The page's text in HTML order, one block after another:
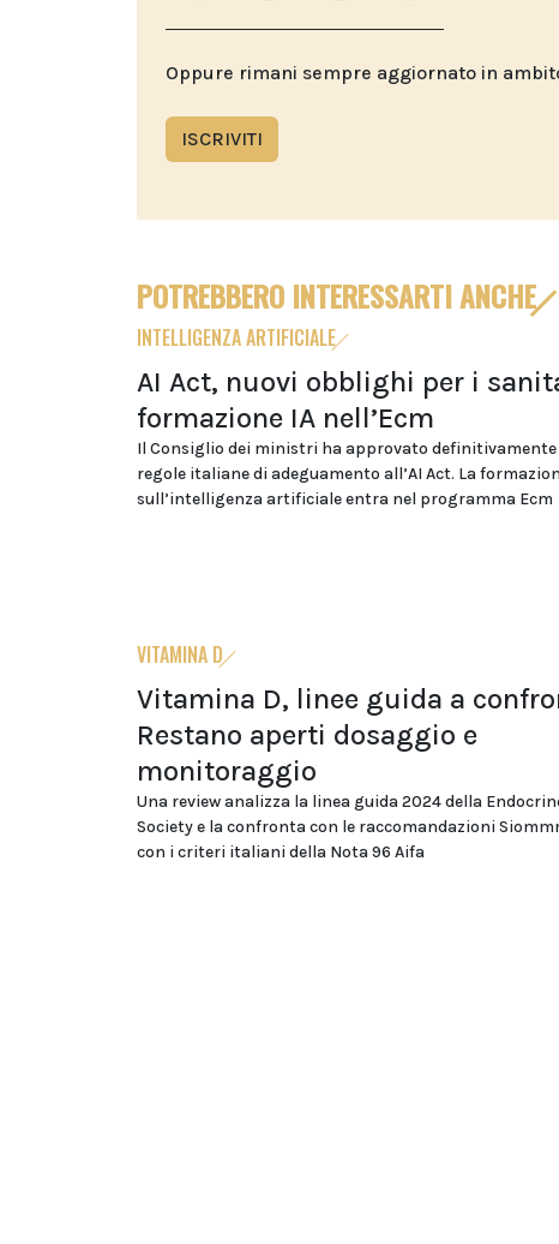
Oppure rimani sempre aggiornato in
ISCRIVITI
POTREBBERO INTERESSARTI ANCHE
INTELLIGENZA ARTIFICIALE
AI Act, nuovi obblighi per i
formazione IA nell’Ecm
Il Consiglio dei ministri ha approvato definitivamente
regole italiane di adeguamento all’AI Act. La
sull’intelligenza artificiale entra nel programma Ecm
VITAMINA D
Vitamina D, linee guida a
Restano aperti dosaggio e
monitoraggio
Una review analizza la linea guida 2024 della
Society e la confronta con le raccomandazioni
con i criteri italiani della Nota 96 Aifa